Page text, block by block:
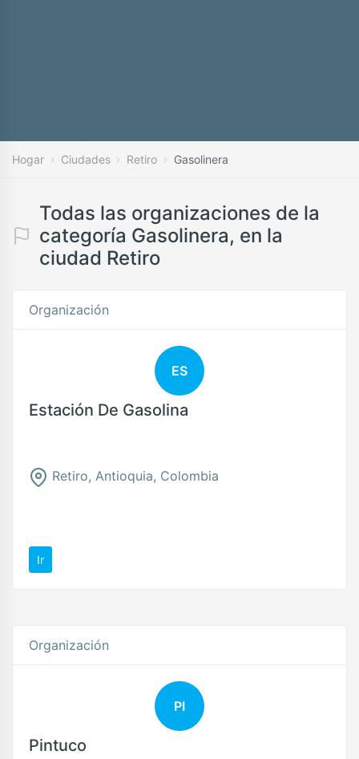
Hogar Ciudades Retiro Gasolinera
Todas las organizaciones de la
categoría Gasolinera, en la
ciudad Retiro
Organización
ES
Estación De Gasolina
Retiro, Antioquia, Colombia
Ir
Organización
PI
Pintuco